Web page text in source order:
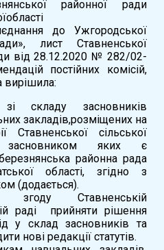
районної ради
до Ужгородської
лист Ставненської
від 28.12.2020 № 282/02-
постійних комісій,
вирішила:
складу засновників
закладів,розміщених на
Ставненської сільської
засновником яких є
районна рада
області, згідно з
(додається).
згоду Ставненській
раді прийняти рішення
у склад засновників та
нові редакції статутів.